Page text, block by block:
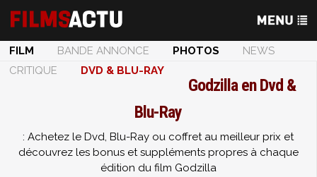
FILM BANDE ANNONCE PHOTOS
NEWS
CRITIQUE
DVD & BLU-RAY
Godzilla en Dvd &
Blu-Ray
: Achetez le Dvd, Blu-Ray ou coffret au meilleur prix et
découvrez les bonus et suppléments propres à chaque
édition du film Godzilla